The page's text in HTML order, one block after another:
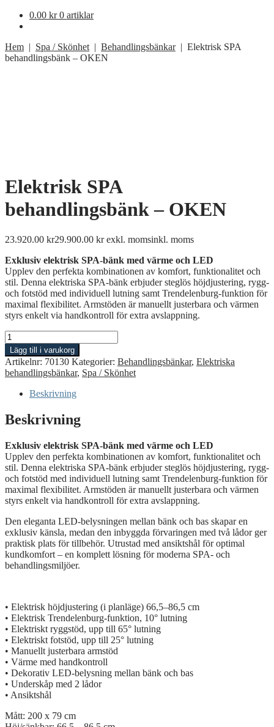
0.00 kr 0 artiklar
Hem | Spa / Skönhet | Behandlingsbänkar| Elektrisk SPA
behandlingsbänk – OKEN
Elektrisk SPA
behandlingsbänk – OKEN
23.920.00 kr29.900.00 kr exkl. momsinkl. moms
Exklusiv elektrisk SPA-bänk med värme och LED
Upplev den perfekta kombinationen av komfort, funktionalitet och
stil. Denna elektriska SPA-bänk erbjuder steglös höjdjustering, rygg-
och fotstöd med individuell lutning samt Trendelenburg-funktion för
maximal flexibilitet. Armstöden är manuellt justerbara och värmen
styrs enkelt via handkontroll för extra avslappning.
Elektrisk
SPA
behandlingsbänk
-
OKEN
mängd
Lägg till i varukorg
Artikelnr: 70130 Kategorier: Behandlingsbänkar, Elektriska
behandlingsbänkar, Spa / Skönhet
Beskrivning
Beskrivning
Exklusiv elektrisk SPA-bänk med värme och LED
Upplev den perfekta kombinationen av komfort, funktionalitet och
stil. Denna elektriska SPA-bänk erbjuder steglös höjdjustering, rygg-
och fotstöd med individuell lutning samt Trendelenburg-funktion för
maximal flexibilitet. Armstöden är manuellt justerbara och värmen
styrs enkelt via handkontroll för extra avslappning.
Den eleganta LED-belysningen mellan bänk och bas skapar en
exklusiv känsla, medan den inbyggda förvaringen med två lådor ger
praktisk plats för tillbehör. Utrustad med ansiktshål för optimal
kundkomfort – en komplett lösning för moderna SPA- och
behandlingsmiljöer.
• Elektrisk höjdjustering (i planläge) 66,5–86,5 cm
• Elektrisk Trendelenburg-funktion, 10° lutning
• Elektriskt ryggstöd, upp till 65° lutning
• Elektriskt fotstöd, upp till 25° lutning
• Manuellt justerbara armstöd
• Värme med handkontroll
• Dekorativ LED-belysning mellan bänk och bas
• Underskåp med 2 lådor
• Ansiktshål
Mått: 200 x 79 cm